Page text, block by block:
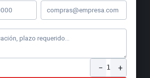
− 1 +